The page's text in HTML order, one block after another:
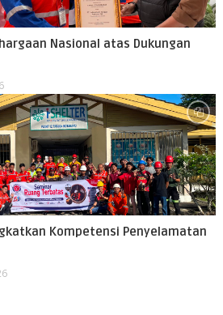
Nasional atas Dukungan
Kompetensi Penyelamatan